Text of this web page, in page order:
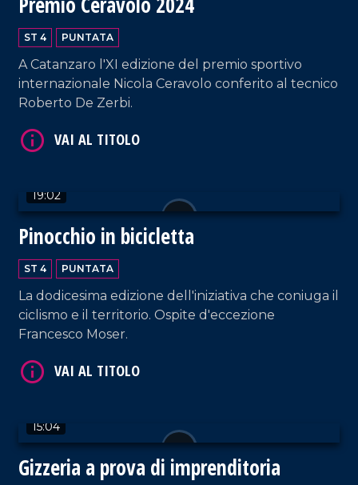
ST 4 PUNTATA
A Catanzaro l'XI edizione del premio sportivo
internazionale Nicola Ceravolo conferito al tecnico
Roberto De Zerbi.
19:02
Pinocchio in bicicletta
ST 4 PUNTATA
La dodicesima edizione dell'iniziativa che coniuga il
ciclismo e il territorio. Ospite d'eccezione
Francesco Moser.
15:04
Gizzeria a prova di imprenditoria
VAI AL TITOLO